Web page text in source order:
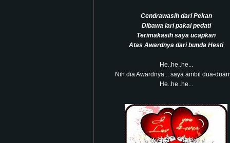
Cendrawasih dari Pekan
Dibawa lari pakai pedati
Terimakasih saya ucapkan
Atas Awardnya dari bunda Hesti
He..he..he...
Nih dia Awardnya... saya ambil dua-
He..he..he...